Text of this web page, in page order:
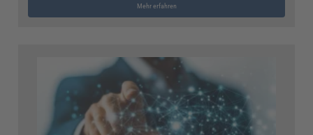
Mehr erfahren